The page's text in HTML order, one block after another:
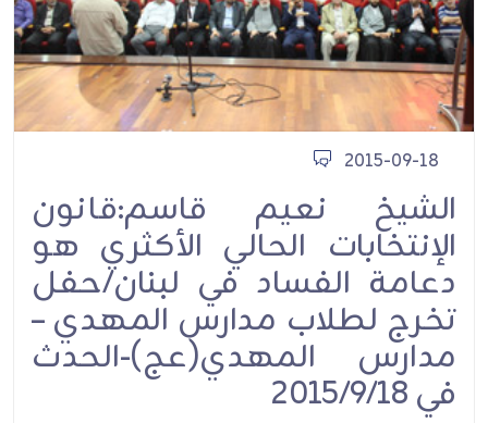
2015-09-18
الشيخ نعيم قاسم:قانون
الإنتخابات الحالي الأكثري هو
دعامة الفساد في لبنان/حفل
تخرج لطلاب مدارس المهدي –
مدارس المهدي(عج)-الحدث
في 2015/9/18